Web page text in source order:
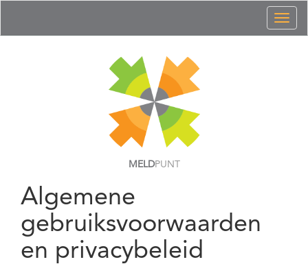
MELDPUNT
Algemene
gebruiksvoorwaarden
en privacybeleid